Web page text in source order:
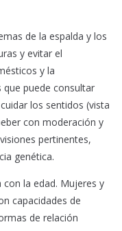
de la espalda y los
y evitar el
y la
que puede consultar
los sentidos (vista
con moderación y
pertinentes,
genética.
con la edad. Mujeres y
capacidades de
de relación